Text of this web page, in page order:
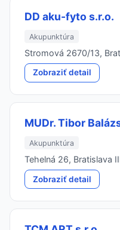
DD aku-fyto s.r.o.
Akupunktúra
Stromová 2670/13,
Zobraziť detail
MUDr. Tibor
Akupunktúra
Tehelná 26, Bratislava
Zobraziť detail